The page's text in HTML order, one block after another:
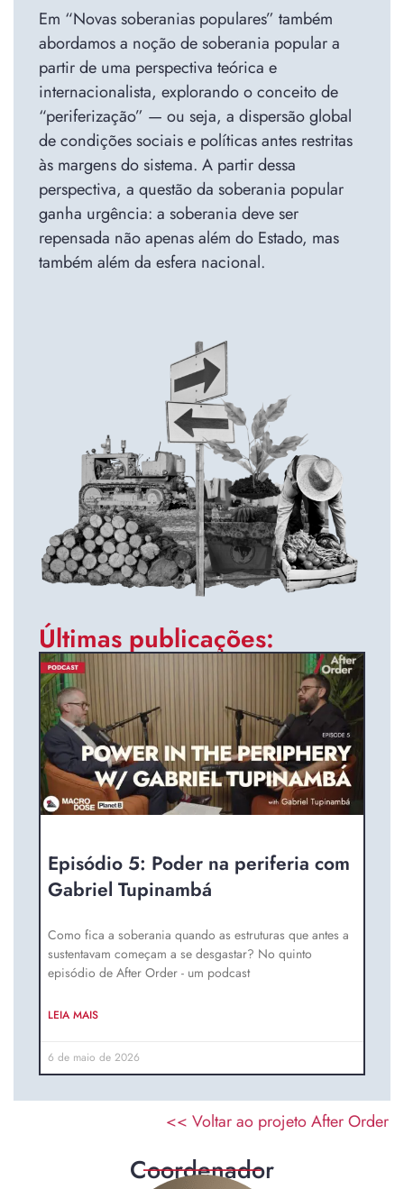
Em “Novas soberanias populares” também
abordamos a noção de soberania popular a
partir de uma perspectiva teórica e
internacionalista, explorando o conceito de
“periferização” — ou seja, a dispersão global
de condições sociais e políticas antes restritas
às margens do sistema. A partir dessa
perspectiva, a questão da soberania popular
ganha urgência: a soberania deve ser
repensada não apenas além do Estado, mas
também além da esfera nacional.
Últimas publicações:
Episódio 5: Poder na periferia com
Gabriel Tupinambá
Como fica a soberania quando as estruturas que antes a
sustentavam começam a se desgastar? No quinto
episódio de After Order - um podcast
LEIA MAIS
6 de maio de 2026
<< Voltar ao projeto After Order
Coordenador
_____________